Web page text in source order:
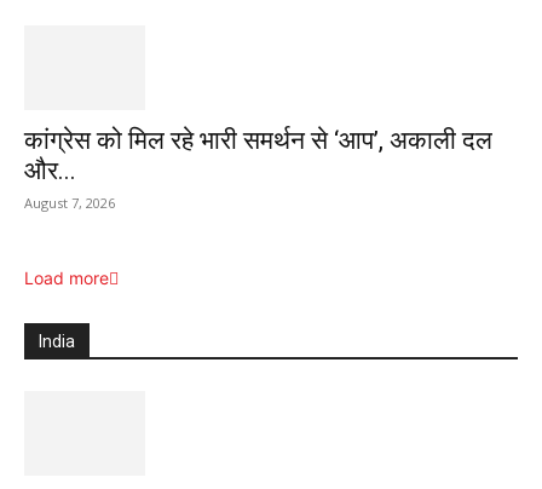
कांग्रेस को मिल रहे भारी समर्थन से ‘आप’, अकाली दल
और...
August 7, 2026
Load more
India